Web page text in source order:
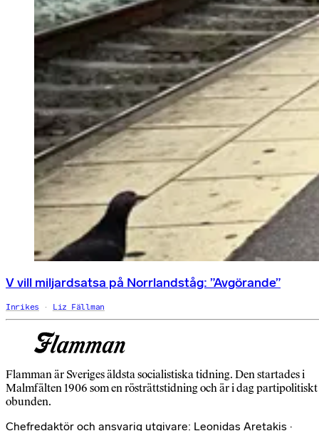
V vill miljardsatsa på Norrlandståg: ”Avgörande”
Inrikes Liz Fällman
Flamman är Sveriges äldsta socialistiska tidning. Den startades i
Malmfälten 1906 som en rösträttstidning och är i dag partipolitiskt
obunden.
Chefredaktör och ansvarig utgivare: Leonidas Aretakis ·